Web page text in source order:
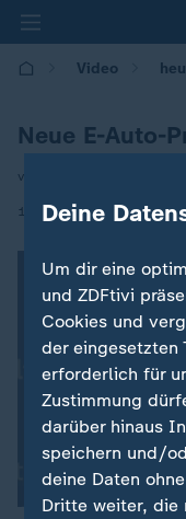
Video
Neue E-Auto-
von Anselm Stern
19.05.2026 | 14:00
Deine
Um dir eine
und ZDFtivi
Cookies und
der eingesetzten
erforderlich für
Zustimmung
darüber hinaus
speichern und/
deine Daten
Dritte weiter, die